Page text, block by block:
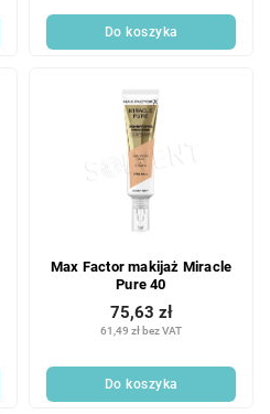
Do koszyka
Max Factor makijaż Miracle
Pure 40
61,49 zł bez VAT
75,63 zł
Do koszyka